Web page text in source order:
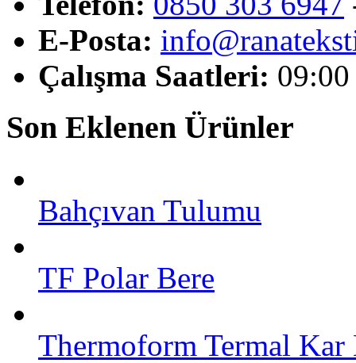
E-Posta:
Çalışma Saatleri:
Son Eklenen Ürünler
Bahçıvan Tulumu
TF Polar Bere
Thermoform Termal Kar